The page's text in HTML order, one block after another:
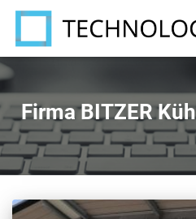
Firma BITZER